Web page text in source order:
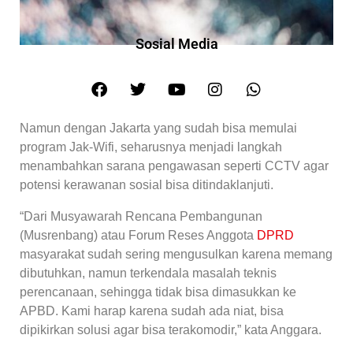
Sosial Media
Namun dengan Jakarta yang sudah bisa memulai
program Jak-Wifi, seharusnya menjadi langkah
menambahkan sarana pengawasan seperti CCTV agar
potensi kerawanan sosial bisa ditindaklanjuti.
“Dari Musyawarah Rencana Pembangunan
(Musrenbang) atau Forum Reses Anggota DPRD
masyarakat sudah sering mengusulkan karena memang
dibutuhkan, namun terkendala masalah teknis
perencanaan, sehingga tidak bisa dimasukkan ke
APBD. Kami harap karena sudah ada niat, bisa
dipikirkan solusi agar bisa terakomodir,” kata Anggara.